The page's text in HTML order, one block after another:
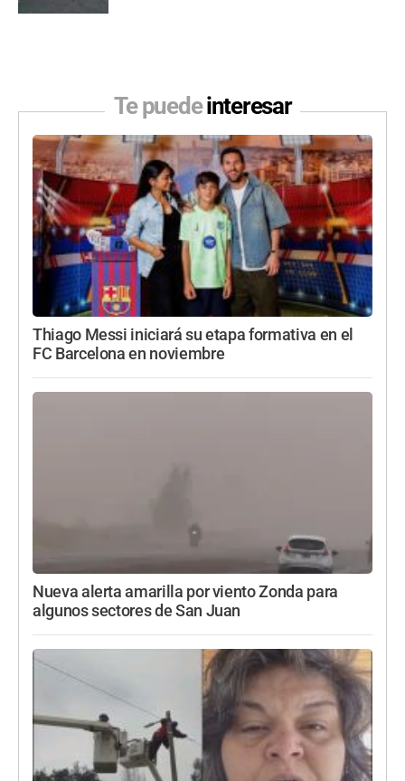
Te puedeinteresar
Thiago Messi iniciará su etapa formativa en el
FC Barcelona en noviembre
Nueva alerta amarilla por viento Zonda para
algunos sectores de San Juan